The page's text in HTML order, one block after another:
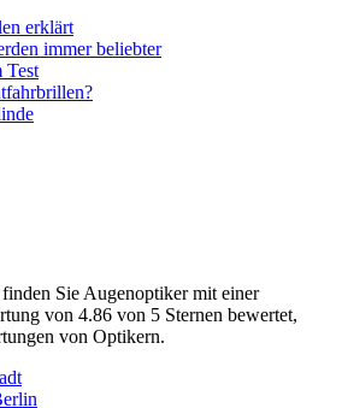
erklärt
immer beliebter
Test
finden Sie Augenoptiker mit einer
von 4.86 von 5 Sternen bewertet,
von Optikern.